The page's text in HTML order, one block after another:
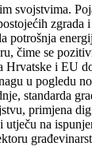
svojstvima.
potrošnja
čime se
i EU
u pogledu
standarda
primjena
na